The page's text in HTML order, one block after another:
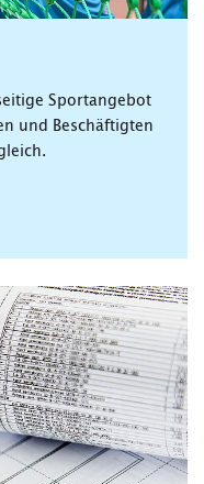
Sportangebot
und Beschäftigten